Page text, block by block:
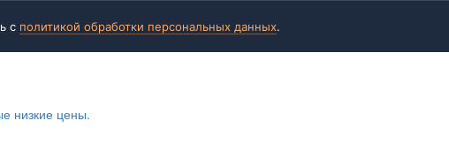
с политикой обработки персональных данных.
низкие цены.